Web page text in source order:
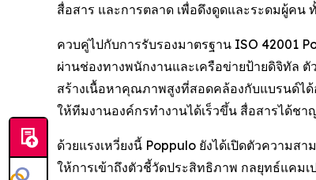
สื่อสาร และการตลาด เพื่อดึงดูดและระดมผู้ค
ควบคู่ไปกับการรับรองมาตรฐาน ISO 42001
ผ่านช่องทางพนักงานและเครือข่ายป้ายดิจิทัล ตั
สร้างเนื้อหาคุณภาพสูงที่สอดคล้องกับแบรนด์ไ
ให้ทีมงานองค์กรทำงานได้เร็วขึ้น สื่อสารได้
ด้วยแรงเหวี่ยงนี้ Poppulo ยังได้เปิดตัวความ
ให้การเข้าถึงตัวชี้วัดประสิทธิภาพ กลยุทธ์แคม